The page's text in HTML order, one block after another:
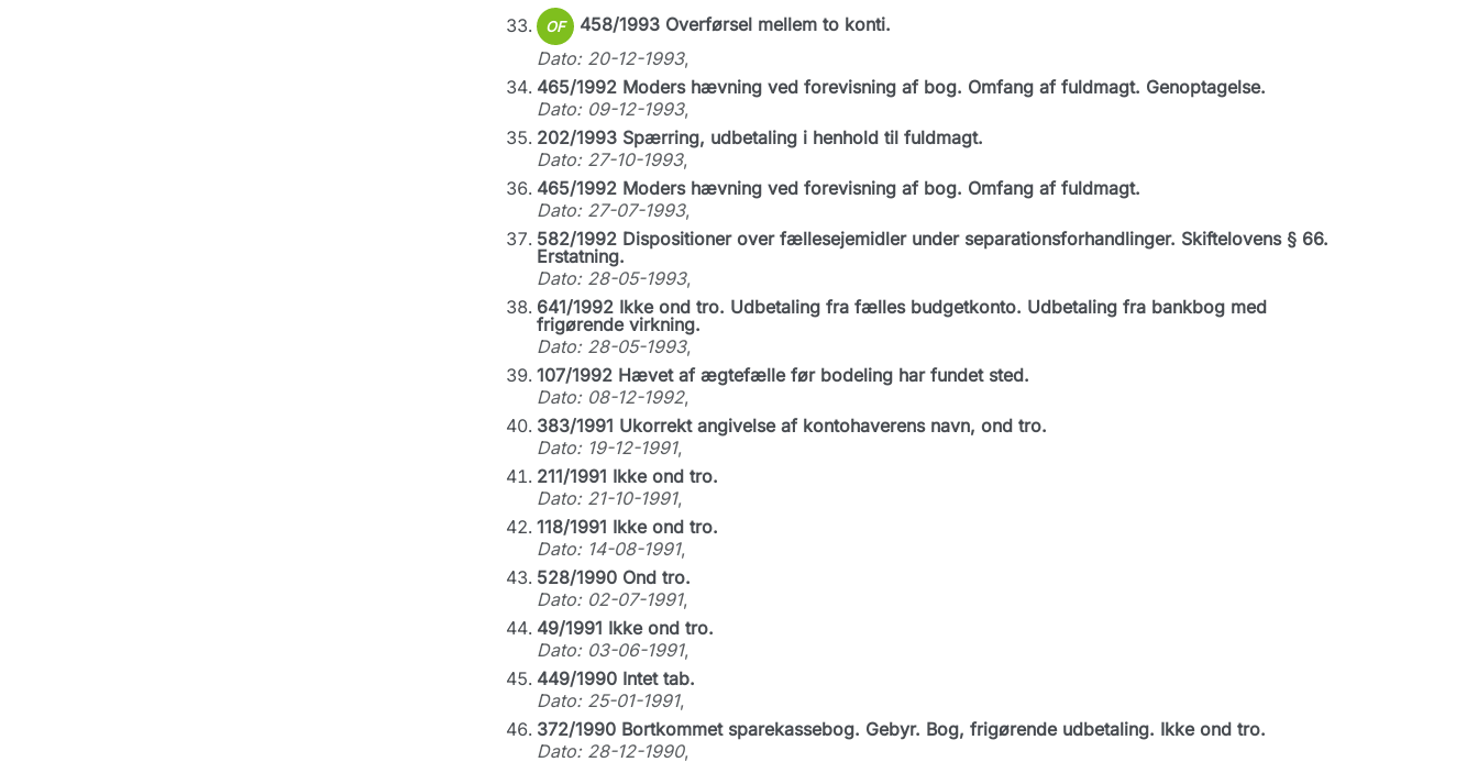
OF
458/1993 Overførsel mellem to konti.
Dato: 20-12-1993,
465/1992 Moders hævning ved forevisning af bog. Omfang af fuldmagt. Genoptagelse.
Dato: 09-12-1993,
202/1993 Spærring, udbetaling i henhold til fuldmagt.
Dato: 27-10-1993,
465/1992 Moders hævning ved forevisning af bog. Omfang af fuldmagt.
Dato: 27-07-1993,
582/1992 Dispositioner over fællesejemidler under separationsforhandlinger. Skiftelovens § 66.
Erstatning.
Dato: 28-05-1993,
641/1992 Ikke ond tro. Udbetaling fra fælles budgetkonto. Udbetaling fra bankbog med
frigørende virkning.
Dato: 28-05-1993,
107/1992 Hævet af ægtefælle før bodeling har fundet sted.
Dato: 08-12-1992,
383/1991 Ukorrekt angivelse af kontohaverens navn, ond tro.
Dato: 19-12-1991,
211/1991 Ikke ond tro.
Dato: 21-10-1991,
118/1991 Ikke ond tro.
Dato: 14-08-1991,
528/1990 Ond tro.
Dato: 02-07-1991,
49/1991 Ikke ond tro.
Dato: 03-06-1991,
449/1990 Intet tab.
Dato: 25-01-1991,
372/1990 Bortkommet sparekassebog. Gebyr. Bog, frigørende udbetaling. Ikke ond tro.
Dato: 28-12-1990,